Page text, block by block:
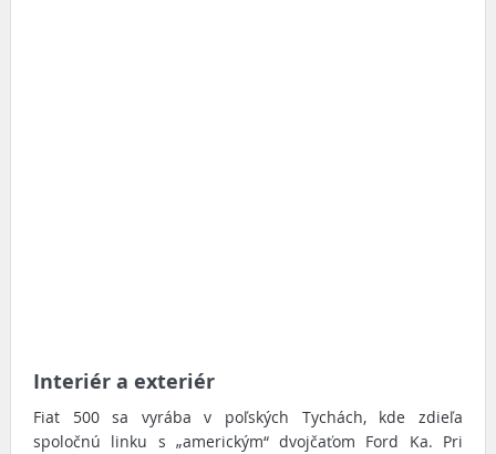
Interiér a exteriér
Fiat 500 sa vyrába v poľských Tychách, kde zdieľa
spoločnú linku s „americkým“ dvojčaťom Ford Ka. Pri